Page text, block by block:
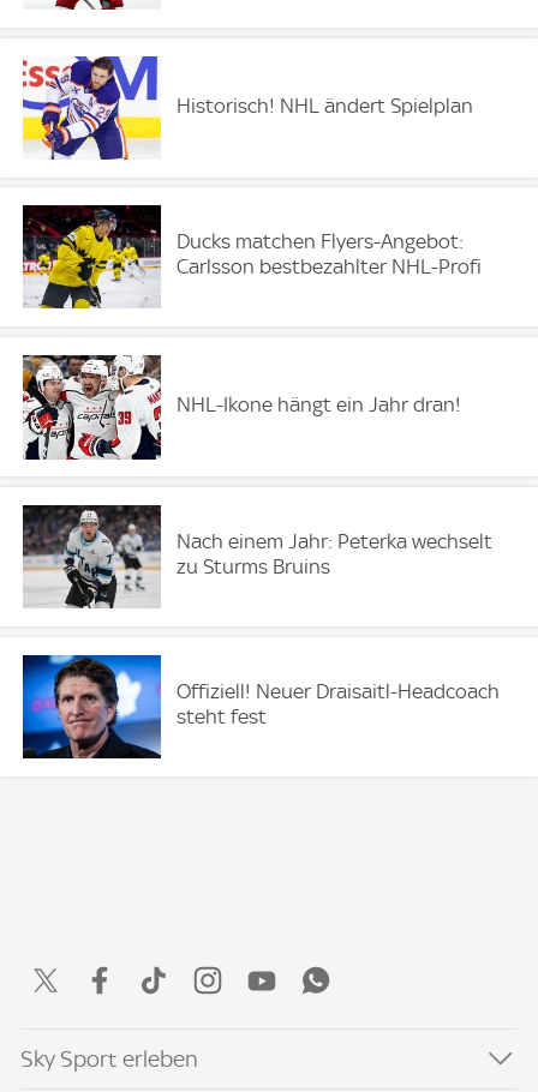
Historisch! NHL ändert Spielplan
Ducks matchen Flyers-Angebot:
Carlsson bestbezahlter NHL-Profi
NHL-Ikone hängt ein Jahr dran!
Nach einem Jahr: Peterka wechselt
zu Sturms Bruins
Offiziell! Neuer Draisaitl-Headcoach
steht fest
Sky Sport erleben